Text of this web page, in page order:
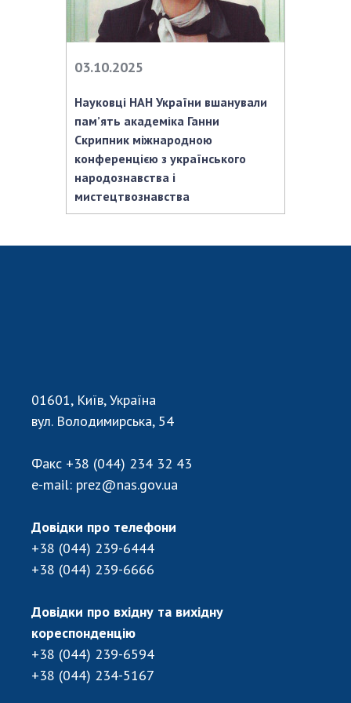
Відкрита наука в НАН України
Підготовка наукових кадрів
МІЖНАРОДНЕ СПІВРОБІТНИЦТВО
Членство в міжнародних організаціях
Міжнародні угоди
Міжнародні програми та конкурси
НАУКОВІ ВИДАННЯ
АКАДЕМІЯ КОМЕНТУЄ
КОНТАКТИ
ПРОФСПІЛКА НАН УКРАЇНИ
03.10.2025
Науковці НАН України вшанували
пам’ять академіка Ганни
Скрипник міжнародною
конференцією з українського
народознавства і
мистецтвознавства
01601, Київ, Україна
вул. Володимирська, 54
Факс +38 (044) 234 32 43
e-mail: prez@nas.gov.ua
Довідки про телефони
+38 (044) 239-6444
+38 (044) 239-6666
Довідки про вхідну та вихідну
кореспонденцію
+38 (044) 239-6594
+38 (044) 234-5167